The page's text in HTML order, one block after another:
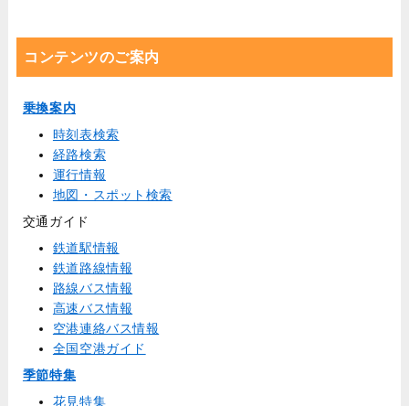
コンテンツのご案内
乗換案内
時刻表検索
経路検索
運行情報
地図・スポット検索
交通ガイド
鉄道駅情報
鉄道路線情報
路線バス情報
高速バス情報
空港連絡バス情報
全国空港ガイド
季節特集
花見特集